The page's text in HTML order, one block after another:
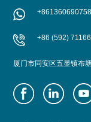
+86 (592)
厦门市同安区五显镇布